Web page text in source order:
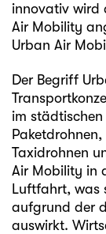
innovativ wird
Air Mobility
Urban Air
Der Begriff
im städtischen
Taxidrohnen
Air Mobility in
Luftfahrt, was
aufgrund der
auswirkt.